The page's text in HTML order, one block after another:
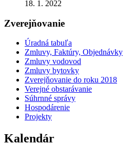
18. 1. 2022
Zverejňovanie
Úradná tabuľa
Zmluvy, Faktúry, Objednávky
Zmluvy vodovod
Zmluvy bytovky
Zverejňovanie do roku 2018
Verejné obstarávanie
Súhrnné správy
Hospodárenie
Projekty
Kalendár